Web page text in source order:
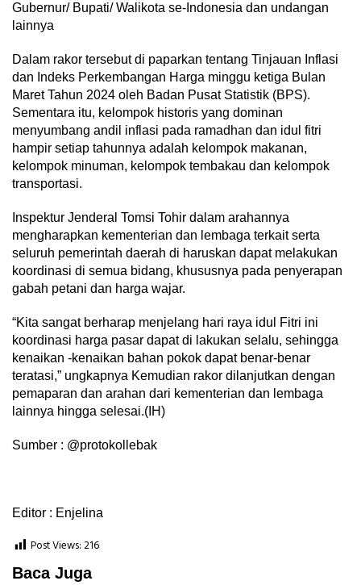
Gubernur/ Bupati/ Walikota se-Indonesia dan undangan
lainnya
Dalam rakor tersebut di paparkan tentang Tinjauan Inflasi
dan Indeks Perkembangan Harga minggu ketiga Bulan
Maret Tahun 2024 oleh Badan Pusat Statistik (BPS).
Sementara itu, kelompok historis yang dominan
menyumbang andil inflasi pada ramadhan dan idul fitri
hampir setiap tahunnya adalah kelompok makanan,
kelompok minuman, kelompok tembakau dan kelompok
transportasi.
Inspektur Jenderal Tomsi Tohir dalam arahannya
mengharapkan kementerian dan lembaga terkait serta
seluruh pemerintah daerah di haruskan dapat melakukan
koordinasi di semua bidang, khususnya pada penyerapan
gabah petani dan harga wajar.
“Kita sangat berharap menjelang hari raya idul Fitri ini
koordinasi harga pasar dapat di lakukan selalu, sehingga
kenaikan -kenaikan bahan pokok dapat benar-benar
teratasi,” ungkapnya Kemudian rakor dilanjutkan dengan
pemaparan dan arahan dari kementerian dan lembaga
lainnya hingga selesai.(IH)
Sumber : @protokollebak
Editor : Enjelina
Post Views:216
Baca Juga